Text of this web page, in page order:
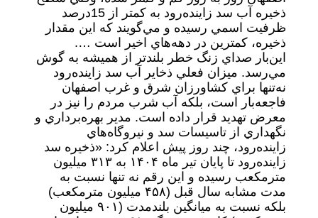
ذخيره‌ آب سد زاينده‌رود به كمتر از 15درصد
ظرفيت اسمي رسيده و مي‌گويند كه اين مقدار
ذخيره، كمترين در دهه‌هاي اخير است ….
اين‌بار صداي زنگ خطر بلندتر از هميشه به گوش
مي‌رسد. ميزان فعلي ذخاير آب سد زاينده‌رود
نه‌تنها براي كشاورزان شرق و غرب اصفهان
فاجعه‌بار است، بلكه آب شرب مردم را نيز در
معرض تهديد قرار داده است. مدير بهره‌برداري و
نگهداري از تاسيسات سد و نيروگاه‌هاي
زاينده‌رود، چند روز پيش اعلام كرد: «ذخيره سد
زاينده‌رود تا پايان تير ماه ۱۴۰۴ به ۳۱۳ ميليون
مترمكعب رسيده و اين رقم نه تنها نسبت به
مدت مشابه سال قبل (۴۵۸ ميليون مترمكعب)
بلكه نسبت به ميانگين بلندمدت (۹۰۱ ميليون